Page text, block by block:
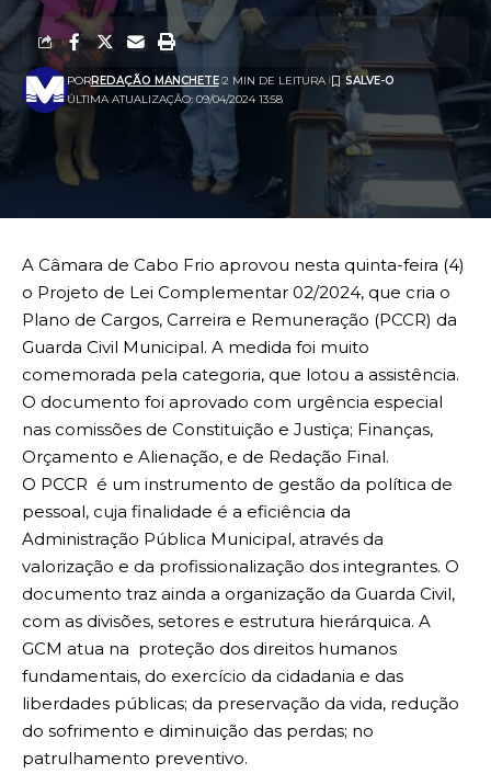
ÚLTIMA ATUALIZAÇÃO: 09/04/2024 13:58
PORREDAÇÃO MANCHETE 2 MIN DE LEITURA
A Câmara de Cabo Frio aprovou nesta quinta-feira (4)
o Projeto de Lei Complementar 02/2024, que cria o
Plano de Cargos, Carreira e Remuneração (PCCR) da
Guarda Civil Municipal. A medida foi muito
comemorada pela categoria, que lotou a assistência.
O documento foi aprovado com urgência especial
nas comissões de Constituição e Justiça; Finanças,
Orçamento e Alienação, e de Redação Final.
O PCCR é um instrumento de gestão da política de
pessoal, cuja finalidade é a eficiência da
Administração Pública Municipal, através da
valorização e da profissionalização dos integrantes. O
documento traz ainda a organização da Guarda Civil,
com as divisões, setores e estrutura hierárquica. A
GCM atua na proteção dos direitos humanos
fundamentais, do exercício da cidadania e das
liberdades públicas; da preservação da vida, redução
do sofrimento e diminuição das perdas; no
patrulhamento preventivo.